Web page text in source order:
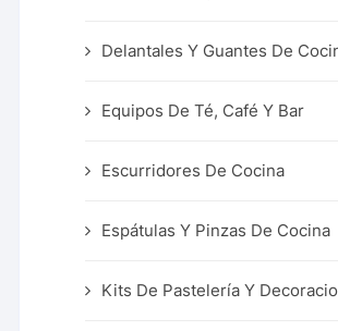
Delantales Y Guantes De
Equipos De Té, Café Y Bar
Escurridores De Cocina
Espátulas Y Pinzas De Cocina
Kits De Pastelería Y